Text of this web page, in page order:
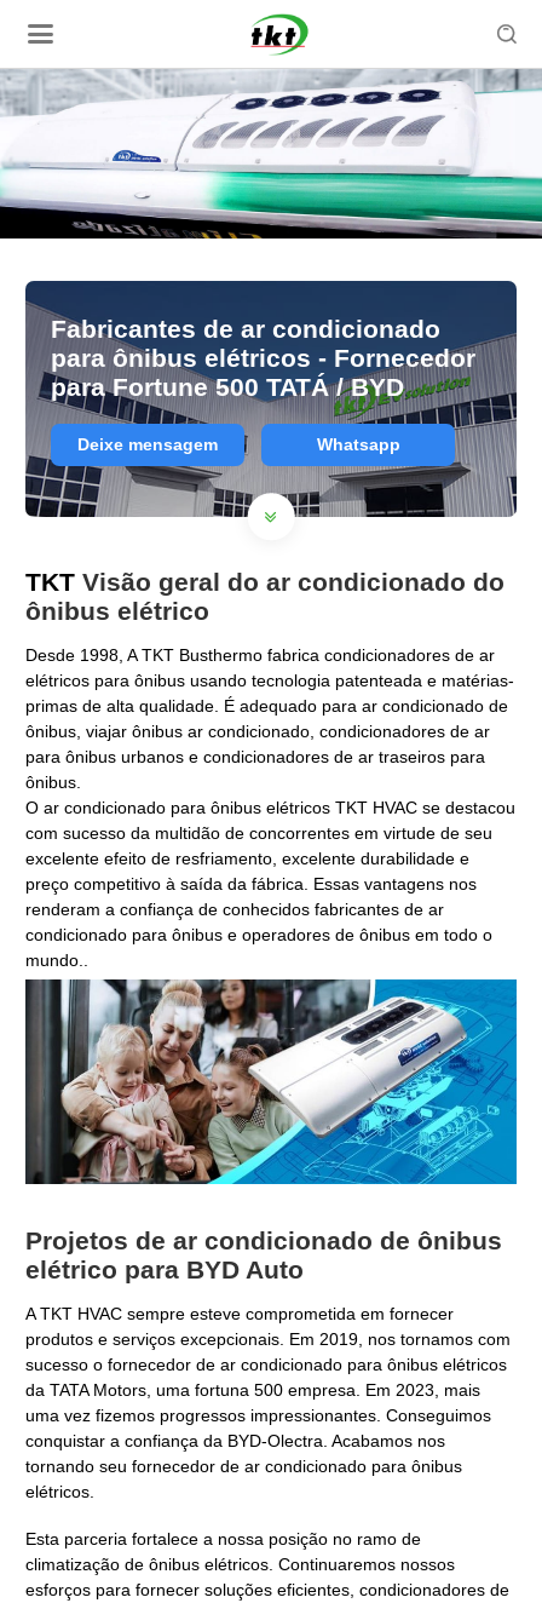

Fabricantes de ar condicionado
para ônibus elétricos - Fornecedor
para Fortune 500 TATÁ / BYD
Deixe mensagem Whatsapp
TKT Visão geral do ar condicionado do
ônibus elétrico
Desde 1998, A TKT Busthermo fabrica condicionadores de ar
elétricos para ônibus usando tecnologia patenteada e matérias-
primas de alta qualidade. É adequado para ar condicionado de
ônibus, viajar ônibus ar condicionado, condicionadores de ar
para ônibus urbanos e condicionadores de ar traseiros para
ônibus.
O ar condicionado para ônibus elétricos TKT HVAC se destacou
com sucesso da multidão de concorrentes em virtude de seu
excelente efeito de resfriamento, excelente durabilidade e
preço competitivo à saída da fábrica. Essas vantagens nos
renderam a confiança de conhecidos fabricantes de ar
condicionado para ônibus e operadores de ônibus em todo o
mundo..
Projetos de ar condicionado de ônibus
elétrico para BYD Auto
A TKT HVAC sempre esteve comprometida em fornecer
produtos e serviços excepcionais. Em 2019, nos tornamos com
sucesso o fornecedor de ar condicionado para ônibus elétricos
da TATA Motors, uma fortuna 500 empresa. Em 2023, mais
uma vez fizemos progressos impressionantes. Conseguimos
conquistar a confiança da BYD-Olectra. Acabamos nos
tornando seu fornecedor de ar condicionado para ônibus
elétricos.
Esta parceria fortalece a nossa posição no ramo de
climatização de ônibus elétricos. Continuaremos nossos
esforços para fornecer soluções eficientes, condicionadores de